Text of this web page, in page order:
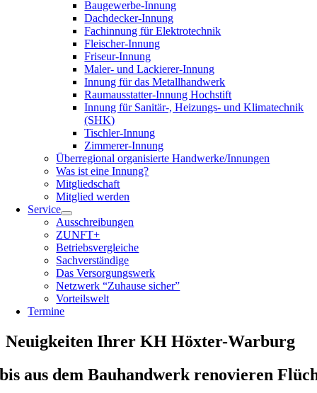
Baugewerbe-Innung
Dachdecker-Innung
Fachinnung für Elektrotechnik
Fleischer-Innung
Friseur-Innung
Maler- und Lackierer-Innung
Innung für das Metallhandwerk
Raumausstatter-Innung Hochstift
Innung für Sanitär-, Heizungs- und Klimatechnik
(SHK)
Tischler-Innung
Zimmerer-Innung
Überregional organisierte Handwerke/Innungen
Was ist eine Innung?
Mitgliedschaft
Mitglied werden
Service
Ausschreibungen
ZUNFT+
Betriebsvergleiche
Sachverständige
Das Versorgungswerk
Netzwerk “Zuhause sicher”
Vorteilswelt
Termine
Neuigkeiten Ihrer KH Höxter-Warburg
aus dem Bauhandwerk renovieren